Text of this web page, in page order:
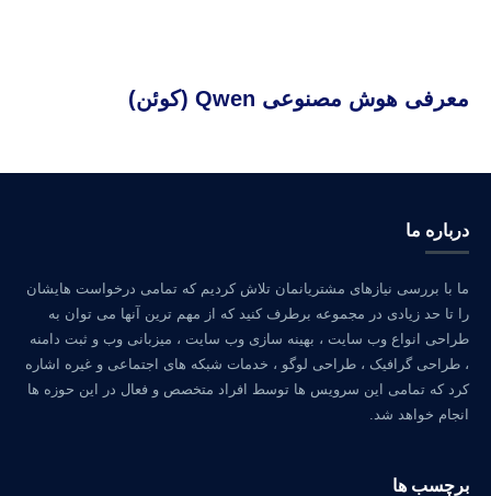
معرفی هوش مصنوعی Qwen (کوئن)
درباره ما
ما با بررسی نیازهای مشتریانمان تلاش کردیم که تمامی درخواست هایشان
را تا حد زیادی در مجموعه برطرف کنید که از مهم ترین آنها می توان به
طراحی انواع وب سایت ، بهینه سازی وب سایت ، میزبانی وب و ثبت دامنه
، طراحی گرافیک ، طراحی لوگو ، خدمات شبکه های اجتماعی و غیره اشاره
کرد که تمامی این سرویس ها توسط افراد متخصص و فعال در این حوزه ها
انجام خواهد شد.
برچسب ها